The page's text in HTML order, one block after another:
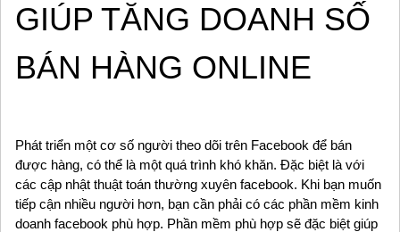
GIÚP TĂNG DOANH SỐ
BÁN HÀNG ONLINE
Phát triển một cơ số người theo dõi trên Facebook để bán
được hàng, có thể là một quá trình khó khăn. Đặc biệt là với
các cập nhật thuật toán thường xuyên facebook. Khi bạn muốn
tiếp cận nhiều người hơn, bạn cần phải có các phần mềm kinh
doanh facebook phù hợp. Phần mềm phù hợp sẽ đặc biệt giúp